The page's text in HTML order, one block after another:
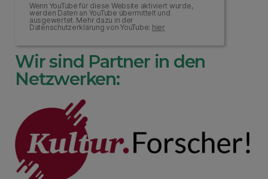
Wenn YouTube für diese Website aktiviert wurde,
werden Daten an YouTube übermittelt und
ausgewertet. Mehr dazu in der
Datenschutzerklärung von YouTube: hier
Wir sind Partner in den
Netzwerken: